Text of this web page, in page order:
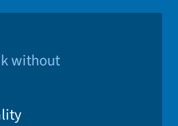
without